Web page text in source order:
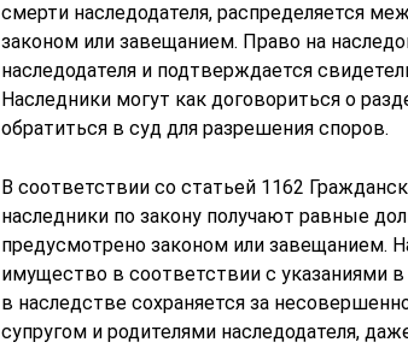
смерти наследодателя, распределяется
законом или завещанием. Право на
наследодателя и подтверждается
Наследники могут как договориться о
обратиться в суд для разрешения споров.
В соответствии со статьей 1162
наследники по закону получают равные
предусмотрено законом или завещанием.
имущество в соответствии с указаниями
в наследстве сохраняется за
супругом и родителями наследодателя,